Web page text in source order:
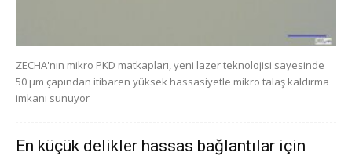
ZECHA'nın mikro PKD matkapları, yeni lazer teknolojisi sayesinde
50 µm çapından itibaren yüksek hassasiyetle mikro talaş kaldırma
imkanı sunuyor
En küçük delikler hassas bağlantılar için